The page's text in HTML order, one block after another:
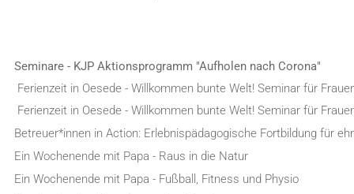
Seminare - KJP Aktionsprogramm "Aufholen nach Corona"
Ferienzeit in Oesede - Willkommen bunte Welt! Seminar für
Ferienzeit in Oesede - Willkommen bunte Welt! Seminar für
Betreuer*innen in Action: Erlebnispädagogische Fortbildung für
Ein Wochenende mit Papa - Raus in die Natur
Ein Wochenende mit Papa - Fußball, Fitness und Physio